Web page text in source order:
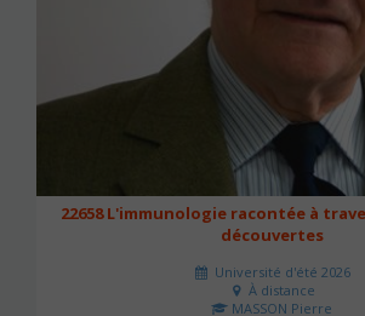
22658 L'immunologie racontée à
découvertes
Université d'été 2026
À distance
MASSON Pierre